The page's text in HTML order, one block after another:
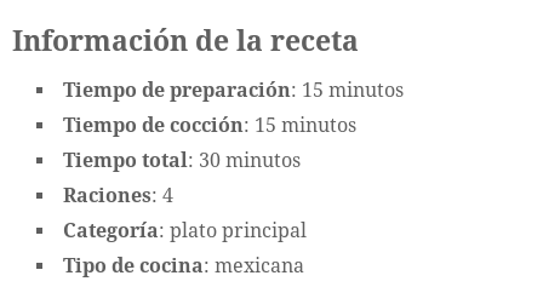
Información de la receta
Tiempo de preparación: 15 minutos
Tiempo de cocción: 15 minutos
Tiempo total : 30 minutos
Raciones: 4
Categoría: plato principal
Tipo de cocina: mexicana